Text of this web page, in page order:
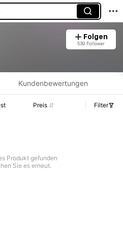
Folgen
539 Follower
und Lagerbestandsdetails.
Kundenbewertungen
Preis Filter
Produkt gefunden
Sie es erneut.